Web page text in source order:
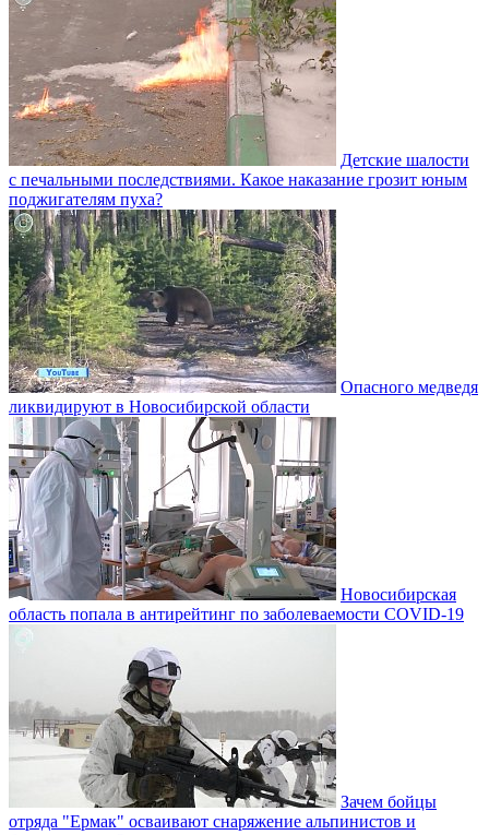
Детские шалости
с печальными последствиями. Какое наказание грозит юным
поджигателям пуха?
Опасного медведя
ликвидируют в Новосибирской области
Новосибирская
область попала в антирейтинг по заболеваемости COVID-19
Зачем бойцы
отряда "Ермак" осваивают снаряжение альпинистов и